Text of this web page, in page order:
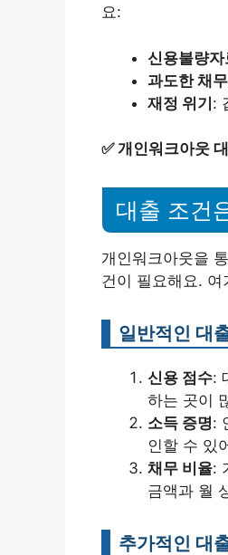
요:
신용불량자
과도한 채무
재정 위기:
✅개인워크아웃
대출 조건
개인워크아웃을
건이 필요해요.
일반적인 대
신용 점수:
하는 곳이
소득 증명:
인할 수 있
채무 비율:
금액과 월
추가적인 대